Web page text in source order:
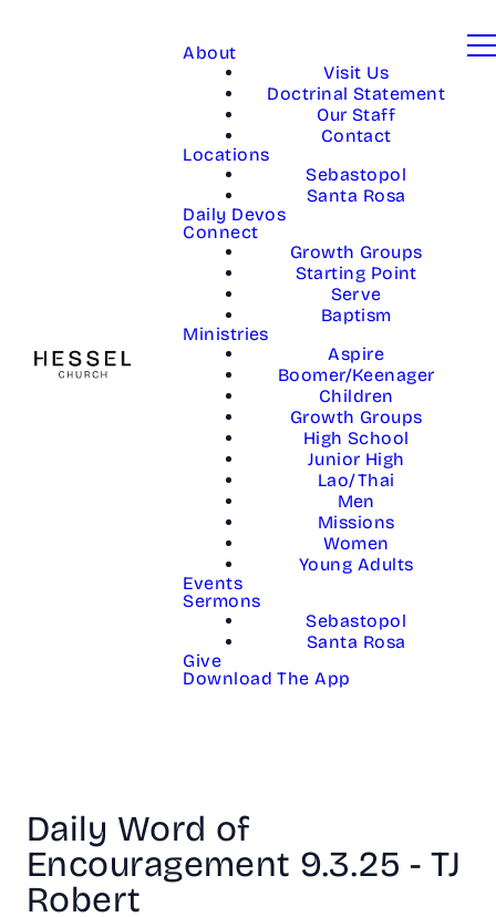
About
Visit Us
Doctrinal Statement
Our Staff
Contact
Locations
Sebastopol
Santa Rosa
Daily Devos
Connect
Growth Groups
Starting Point
Serve
Baptism
Ministries
Aspire
Boomer/Keenager
Children
Growth Groups
High School
Junior High
Lao/Thai
Men
Missions
Women
Young Adults
Events
Sermons
Sebastopol
Santa Rosa
Give
Download The App
Daily Word of
Encouragement 9.3.25 - TJ
Robert